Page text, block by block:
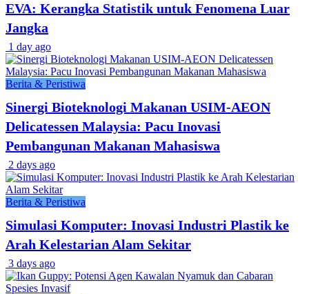
EVA: Kerangka Statistik untuk Fenomena Luar
Jangka
1 day ago
Berita & Peristiwa
Sinergi Bioteknologi Makanan USIM-AEON
Delicatessen Malaysia: Pacu Inovasi
Pembangunan Makanan Mahasiswa
2 days ago
Berita & Peristiwa
Simulasi Komputer: Inovasi Industri Plastik ke
Arah Kelestarian Alam Sekitar
3 days ago